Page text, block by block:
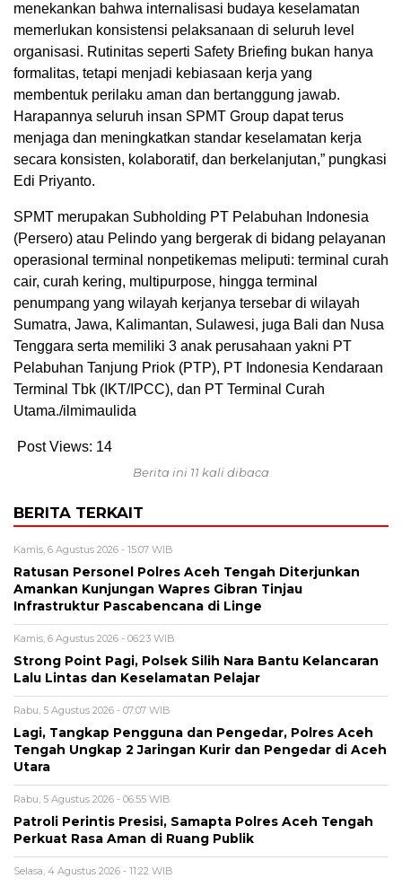
menekankan bahwa internalisasi budaya keselamatan
memerlukan konsistensi pelaksanaan di seluruh level
organisasi. Rutinitas seperti Safety Briefing bukan hanya
formalitas, tetapi menjadi kebiasaan kerja yang
membentuk perilaku aman dan bertanggung jawab.
Harapannya seluruh insan SPMT Group dapat terus
menjaga dan meningkatkan standar keselamatan kerja
secara konsisten, kolaboratif, dan berkelanjutan,” pungkasi
Edi Priyanto.
SPMT merupakan Subholding PT Pelabuhan Indonesia
(Persero) atau Pelindo yang bergerak di bidang pelayanan
operasional terminal nonpetikemas meliputi: terminal curah
cair, curah kering, multipurpose, hingga terminal
penumpang yang wilayah kerjanya tersebar di wilayah
Sumatra, Jawa, Kalimantan, Sulawesi, juga Bali dan Nusa
Tenggara serta memiliki 3 anak perusahaan yakni PT
Pelabuhan Tanjung Priok (PTP), PT Indonesia Kendaraan
Terminal Tbk (IKT/IPCC), dan PT Terminal Curah
Utama./ilmimaulida
Post Views: 14
Berita ini 11 kali dibaca
BERITA TERKAIT
Kamis, 6 Agustus 2026 - 15:07 WIB
Ratusan Personel Polres Aceh Tengah Diterjunkan
Amankan Kunjungan Wapres Gibran Tinjau
Infrastruktur Pascabencana di Linge
Kamis, 6 Agustus 2026 - 06:23 WIB
Strong Point Pagi, Polsek Silih Nara Bantu Kelancaran
Lalu Lintas dan Keselamatan Pelajar
Rabu, 5 Agustus 2026 - 07:07 WIB
Lagi, Tangkap Pengguna dan Pengedar, Polres Aceh
Tengah Ungkap 2 Jaringan Kurir dan Pengedar di Aceh
Utara
Rabu, 5 Agustus 2026 - 06:55 WIB
Patroli Perintis Presisi, Samapta Polres Aceh Tengah
Perkuat Rasa Aman di Ruang Publik
Selasa, 4 Agustus 2026 - 11:22 WIB